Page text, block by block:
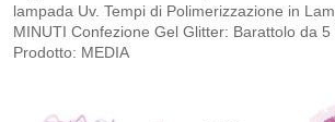
lampada Uv. Tempi di Polimerizzazione in
MINUTI Confezione Gel Glitter: Barattolo da
Prodotto: MEDIA